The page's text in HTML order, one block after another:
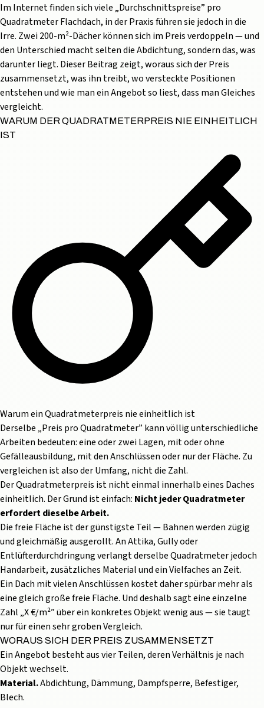
Im Internet finden sich viele „Durchschnittspreise” pro
Quadratmeter Flachdach, in der Praxis führen sie jedoch in die
Irre. Zwei 200-m²-Dächer können sich im Preis verdoppeln — und
den Unterschied macht selten die Abdichtung, sondern das, was
darunter liegt. Dieser Beitrag zeigt, woraus sich der Preis
zusammensetzt, was ihn treibt, wo versteckte Positionen
entstehen und wie man ein Angebot so liest, dass man Gleiches
vergleicht.
WARUM DER QUADRATMETERPREIS NIE EINHEITLICH
IST
Warum ein Quadratmeterpreis nie einheitlich ist
Derselbe „Preis pro Quadratmeter” kann völlig unterschiedliche
Arbeiten bedeuten: eine oder zwei Lagen, mit oder ohne
Gefälleausbildung, mit den Anschlüssen oder nur der Fläche. Zu
vergleichen ist also der Umfang, nicht die Zahl.
Der Quadratmeterpreis ist nicht einmal innerhalb eines Daches
einheitlich. Der Grund ist einfach: Nicht jeder Quadratmeter
erfordert dieselbe Arbeit.
Die freie Fläche ist der günstigste Teil — Bahnen werden zügig
und gleichmäßig ausgerollt. An Attika, Gully oder
Entlüfterdurchdringung verlangt derselbe Quadratmeter jedoch
Handarbeit, zusätzliches Material und ein Vielfaches an Zeit.
Ein Dach mit vielen Anschlüssen kostet daher spürbar mehr als
eine gleich große freie Fläche. Und deshalb sagt eine einzelne
Zahl „X €/m²” über ein konkretes Objekt wenig aus — sie taugt
nur für einen sehr groben Vergleich.
WORAUS SICH DER PREIS ZUSAMMENSETZT
Ein Angebot besteht aus vier Teilen, deren Verhältnis je nach
Objekt wechselt.
Material.Abdichtung, Dämmung, Dampfsperre, Befestiger,
Blech.